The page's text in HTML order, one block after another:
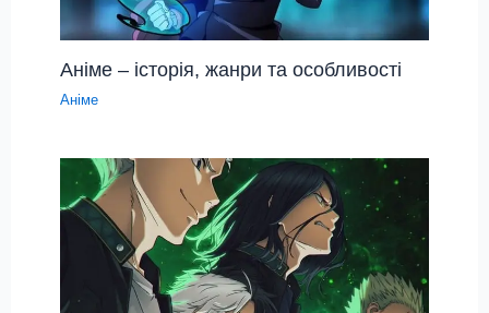
Аніме – історія, жанри та особливості
Аніме